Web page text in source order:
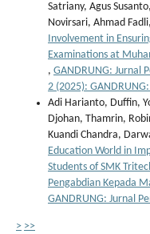
Satriany, Agus
Novirsari, Ahmad
Involvement in
Examinations at
, GANDRUNG: Jurnal
2 (2025):
Adi Harianto, Duffin,
Djohan, Thamrin,
Kuandi Chandra,
Education World in
Students of SMK
Pengabdian Kepada
GANDRUNG: Jurnal
> >>